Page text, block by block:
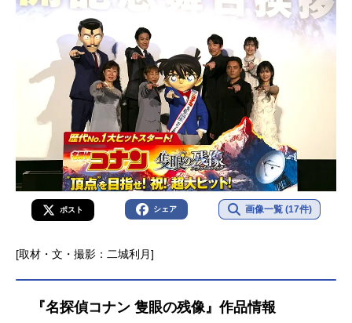
ポスト シェア 画像一覧 (17件)
[取材・文・撮影：二城利月]
『名探偵コナン 隻眼の残像』作品情報